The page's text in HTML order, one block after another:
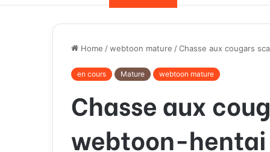
Home /webtoon mature /Chasse aux cougars
en cours Mature webtoon mature
Chasse aux
webtoon-